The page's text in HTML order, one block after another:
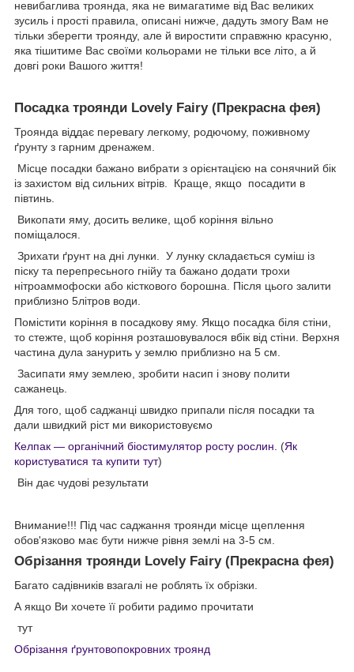
невибаглива троянда, яка не вимагатиме від Вас великих
зусиль і прості правила, описані нижче, дадуть змогу Вам не
тільки зберегти троянду, але й виростити справжню красуню,
яка тішитиме Вас своїми кольорами не тільки все літо, а й
довгі роки Вашого життя!
Посадка троянди Lovely Fairy (Прекрасна фея)
Троянда віддає перевагу легкому, родючому, поживному
ґрунту з гарним дренажем.
Місце посадки бажано вибрати з орієнтацією на сонячний бік
із захистом від сильних вітрів. Краще, якщо посадити в
півтинь.
Викопати яму, досить велике, щоб коріння вільно
поміщалося.
Зрихати ґрунт на дні лунки. У лунку складається суміш із
піску та перепресьного гнійу та бажано додати трохи
нітроаммофоски або кісткового борошна. Після цього залити
приблизно 5літров води.
Помістити коріння в посадкову яму. Якщо посадка біля стіни,
то стежте, щоб коріння розташовувалося вбік від стіни. Верхня
частина дула занурить у землю приблизно на 5 см.
Засипати яму землею, зробити насип і знову полити
сажанець.
Для того, щоб саджанці швидко припали після посадки та
дали швидкий ріст ми використовуємо
Келпак — органічний біостимулятор росту рослин.
(Як
користуватися та купити тут)
Він дає чудові результати
Внимание!!! Під час саджання троянди місце щеплення
обов'язково має бути нижче рівня землі на 3-5 см.
Обрізання троянди Lovely Fairy (Прекрасна фея)
Багато садівників взагалі не роблять їх обрізки.
А якщо Ви хочете її робити радимо прочитати
тут
Обрізання ґрунтовопокровних троянд